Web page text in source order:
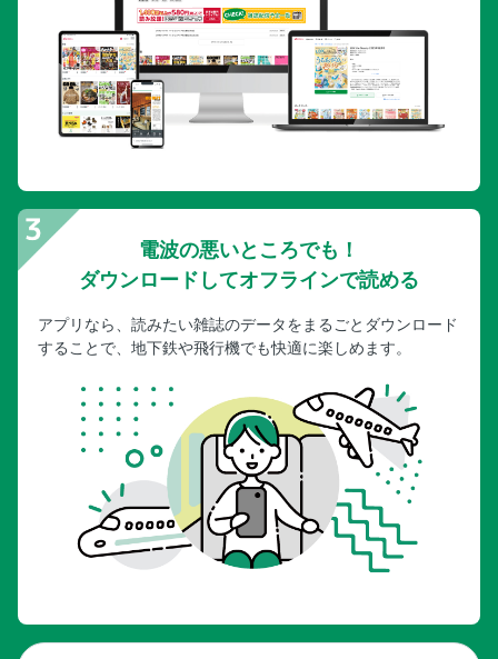
電波の悪いところでも！
ダウンロードしてオフラインで読める
アプリなら、読みたい雑誌のデータをまるごとダウンロード
することで、地下鉄や飛行機でも快適に楽しめます。